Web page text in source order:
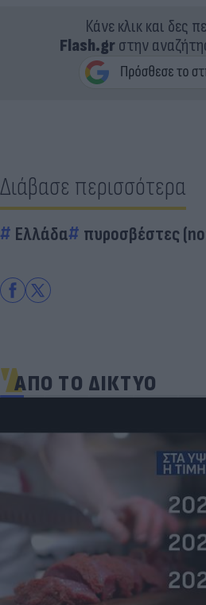
Κάνε κλικ και δες
Flash.grστην
Διάβασε περισσότερα
Ελλάδα πυροσβέστες
ΑΠΟ ΤΟ ΔΙΚΤΥΟ